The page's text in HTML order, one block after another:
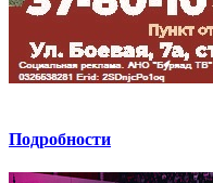
Подробности